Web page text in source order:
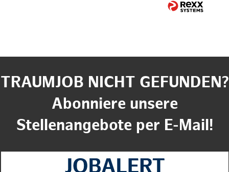
TRAUMJOB NICHT GEFUNDEN?
Abonniere unsere
Stellenangebote per E-Mail!